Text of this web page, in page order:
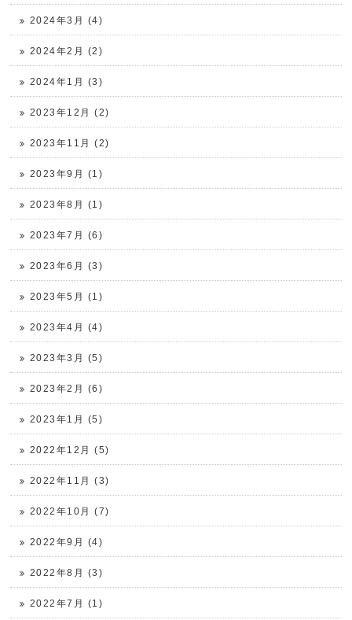
2024年3月 (4)
2024年2月 (2)
2024年1月 (3)
2023年12月 (2)
2023年11月 (2)
2023年9月 (1)
2023年8月 (1)
2023年7月 (6)
2023年6月 (3)
2023年5月 (1)
2023年4月 (4)
2023年3月 (5)
2023年2月 (6)
2023年1月 (5)
2022年12月 (5)
2022年11月 (3)
2022年10月 (7)
2022年9月 (4)
2022年8月 (3)
2022年7月 (1)